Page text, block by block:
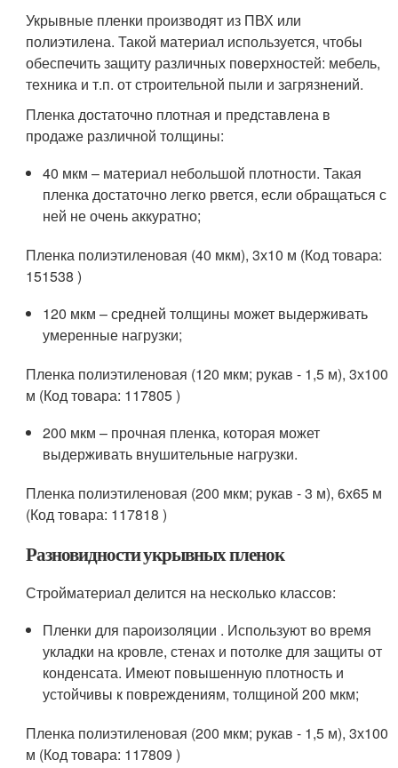
Укрывные пленки производят из ПВХ или
полиэтилена. Такой материал используется, чтобы
обеспечить защиту различных поверхностей: мебель,
техника и т.п. от строительной пыли и загрязнений.
Пленка достаточно плотная и представлена в
продаже различной толщины:
40 мкм – материал небольшой плотности. Такая
пленка достаточно легко рвется, если обращаться с
ней не очень аккуратно;
Пленка полиэтиленовая (40 мкм), 3х10 м (Код товара:
151538 )
120 мкм – средней толщины может выдерживать
умеренные нагрузки;
Пленка полиэтиленовая (120 мкм; рукав - 1,5 м), 3х100
м (Код товара: 117805 )
200 мкм – прочная пленка, которая может
выдерживать внушительные нагрузки.
Пленка полиэтиленовая (200 мкм; рукав - 3 м), 6х65 м
(Код товара: 117818 )
Разновидности укрывных пленок
Стройматериал делится на несколько классов:
Пленки для пароизоляции . Используют во время
укладки на кровле, стенах и потолке для защиты от
конденсата. Имеют повышенную плотность и
устойчивы к повреждениям, толщиной 200 мкм;
Пленка полиэтиленовая (200 мкм; рукав - 1,5 м), 3х100
м (Код товара: 117809 )